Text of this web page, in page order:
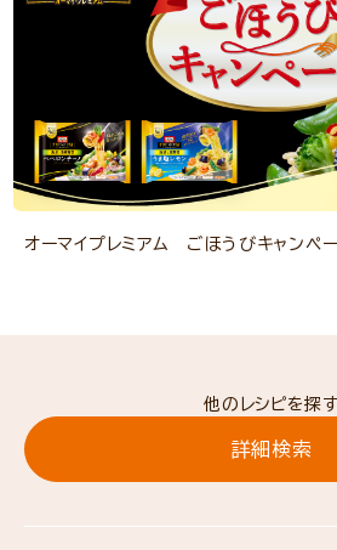
オーマイプレミアム ごほうびキャンペ
他のレシピを探す
詳細検索